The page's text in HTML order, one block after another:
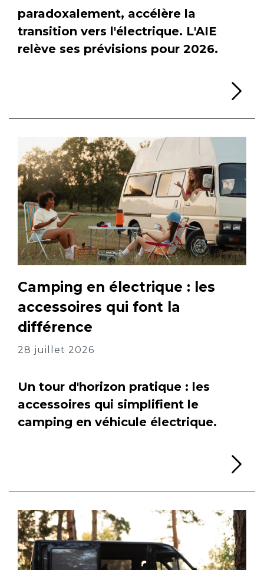
paradoxalement, accélère la
transition vers l'électrique. L'AIE
relève ses prévisions pour 2026.
Camping en électrique : les
accessoires qui font la
différence
28 juillet 2026
Un tour d'horizon pratique : les
accessoires qui simplifient le
camping en véhicule électrique.